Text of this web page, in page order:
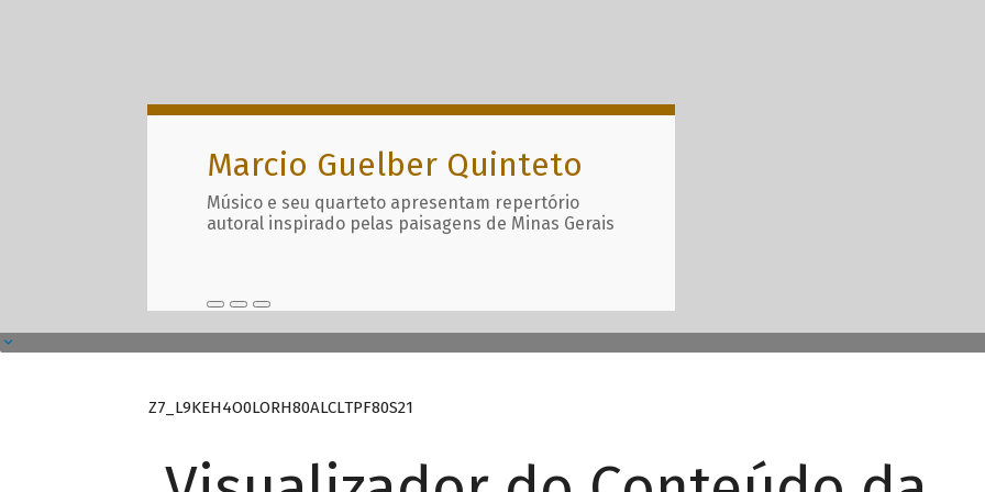
Marcio Guelber Quinteto
Músico e seu quarteto apresentam repertório
autoral inspirado pelas paisagens de Minas Gerais
Z7_L9KEH4O0LORH80ALCLTPF80S21